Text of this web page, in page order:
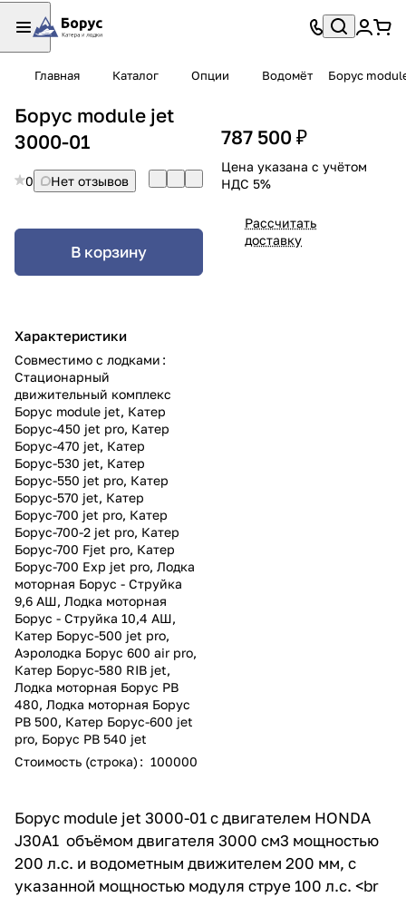
Главная Каталог Опции Водомёт Борус
Борус module jet
3000-01
0 Нет отзывов
В корзину
Характеристики
Совместимо с лодками :
Стационарный
движительный комплекс
Борус module jet, Катер
Борус-450 jet pro, Катер
Борус-470 jet, Катер
Борус-530 jet, Катер
Борус-550 jet pro, Катер
Борус-570 jet, Катер
Борус-700 jet pro, Катер
Борус-700-2 jet pro, Катер
Борус-700 Fjet pro, Катер
Борус-700 Exp jet pro, Лодка
моторная Борус - Струйка
9,6 АШ, Лодка моторная
Борус - Струйка 10,4 АШ,
Катер Борус-500 jet pro,
Аэролодка Борус 600 air pro,
Катер Борус-580 RIB jet,
Лодка моторная Борус РВ
480, Лодка моторная Борус
РВ 500, Катер Борус-600 jet
pro, Борус РВ 540 jet
Стоимость (строка) : 100000
787 500 ₽
Цена указана с учётом
НДС 5%
Рассчитать
доставку
Борус module jet 3000-01 с двигателем HONDA
J30A1 объёмом двигателя 3000 см3 мощностью
200 л.с. и водометным движителем 200 мм, с
указанной мощностью модуля струе 100 л.с. <br